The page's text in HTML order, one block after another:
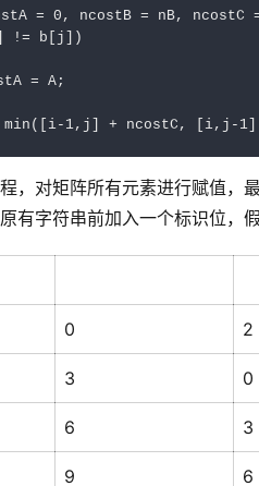
= 0, ncostB = nB, ncostC
!= b[j])
= A;
，对矩阵所有元素进行赋值，
有字符串前加入一个标识位，
0 2
3 0
6 3
9 6